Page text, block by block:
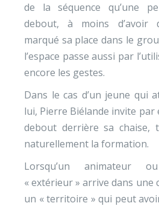
de la séquence qu’une
debout, à moins d’avoir
marqué sa place dans le
l’espace passe aussi par
encore les gestes.
Dans le cas d’un jeune qui
lui, Pierre Biélande invite par
debout derrière sa chaise,
naturellement la formation.
Lorsqu’un animateur
« extérieur » arrive dans une
un « territoire » qui peut